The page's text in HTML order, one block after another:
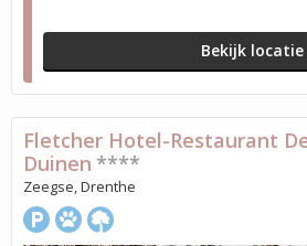
Bekijk locatie
Fletcher Hotel-Restaurant
Duinen ****
Zeegse, Drenthe